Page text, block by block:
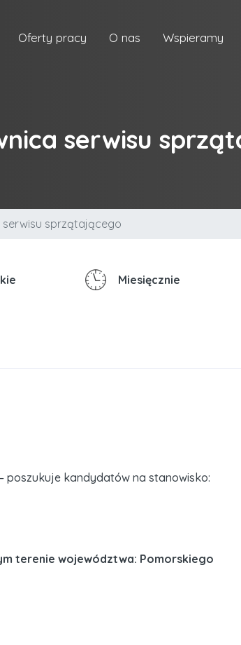
Oferty pracy O nas Wspieramy
serwisu
sprzątającego
Miesięcznie
poszukuje kandydatów na stanowisko:
terenie województwa: Pomorskiego